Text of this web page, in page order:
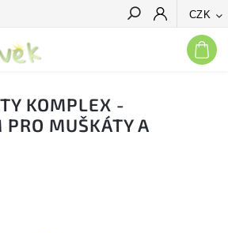
CZK
Hledat
KOMPLEX -
MUŠKÁTY A